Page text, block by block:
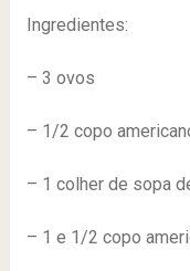
Ingredientes:
– 3 ovos
– 1/2 copo
– 1 colher de sopa
– 1 e 1/2 copo